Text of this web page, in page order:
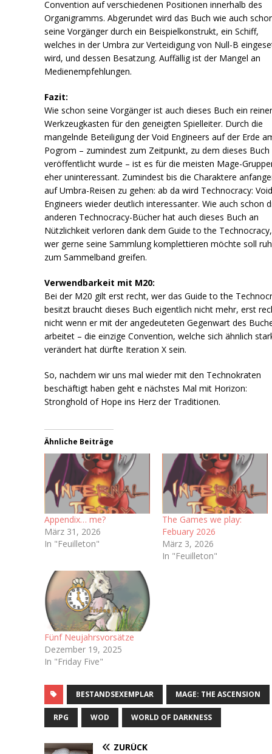
Convention auf verschiedenen Positionen innerhalb des
Organigramms. Abgerundet wird das Buch wie auch
seine Vorgänger durch ein Beispielkonstrukt, ein Schiff,
welches in der Umbra zur Verteidigung von Null-B
wird, und dessen Besatzung. Auffällig ist der Mangel an
Medienempfehlungen.
Fazit:
Wie schon seine Vorgänger ist auch dieses Buch ein
Werkzeugkasten für den geneigten Spielleiter. Durch die
mangelnde Beteiligung der Void Engineers auf der Erde
Pogrom – zumindest zum Zeitpunkt, zu dem dieses Buch
veröffentlicht wurde – ist es für die meisten Mage-
eher uninteressant. Zumindest bis die Charaktere
auf Umbra-Reisen zu gehen: ab da wird Technocracy:
Engineers wieder deutlich interessanter. Wie auch schon
anderen Technocracy-Bücher hat auch dieses Buch an
Nützlichkeit verloren dank dem Guide to the
wer gerne seine Sammlung komplettieren möchte soll
zum Sammelband greifen.
Verwendbarkeit mit M20:
Bei der M20 gilt erst recht, wer das Guide to the
besitzt braucht dieses Buch eigentlich nicht mehr, erst
nicht wenn er mit der angedeuteten Gegenwart des
arbeitet – die einzige Convention, welche sich ähnlich
verändert hat dürfte Iteration X sein.
So, nachdem wir uns mal wieder mit den Technokraten
beschäftigt haben geht e nächstes Mal mit Horizon:
Stronghold of Hope ins Herz der Traditionen.
Ähnliche Beiträge
Appendix… me?
März 31, 2026
In "Feuilleton"
The Games we play:
Febuary 2026
März 3, 2026
In "Feuilleton"
Fünf Neujahrsvorsätze
Dezember 19, 2025
In "Friday Five"
BESTANDSEXEMPLAR MAGE: THE ASCENSION
RPG WOD WORLD OF DARKNESS
ZURÜCK